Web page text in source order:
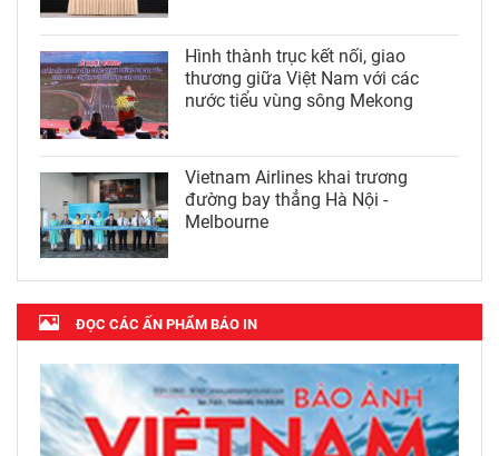
Hình thành trục kết nối, giao
thương giữa Việt Nam với các
nước tiểu vùng sông Mekong
Vietnam Airlines khai trương
đường bay thẳng Hà Nội -
Melbourne
ĐỌC CÁC ẤN PHẨM BÁO IN